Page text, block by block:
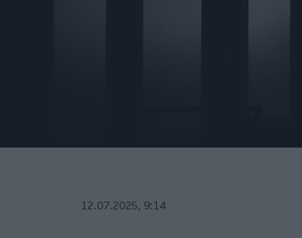
12.07.2025, 9:14